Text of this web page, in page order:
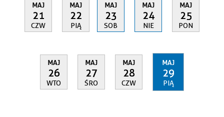
MAJ
21
CZW
MAJ
22
PIĄ
MAJ
23
SOB
MAJ
24
NIE
MAJ
25
PON
MAJ
26
WTO
MAJ
27
ŚRO
MAJ
28
CZW
MAJ
29
PIĄ